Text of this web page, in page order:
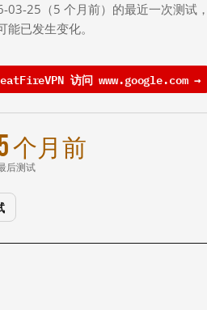
03-25（5 个月前）的最近一次测试
能已发生变化。
访问 www.google.com →
个月前
后测试